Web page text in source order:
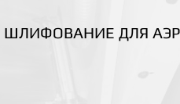
ШЛИФОВАНИЕ ДЛЯ